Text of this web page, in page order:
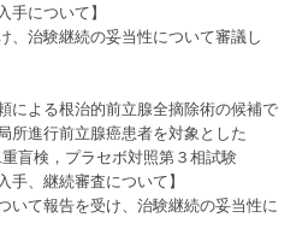
手について】
、治験継続の妥当性について審議し
による根治的前立腺全摘除術の候補で
所進行前立腺癌患者を対象とした
盲検，プラセボ対照第３相試験
手、継続審査について】
いて報告を受け、治験継続の妥当性に